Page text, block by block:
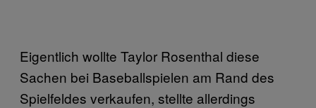
Eigentlich wollte Taylor Rosenthal diese
Sachen bei Baseballspielen am Rand des
Spielfeldes verkaufen, stellte allerdings